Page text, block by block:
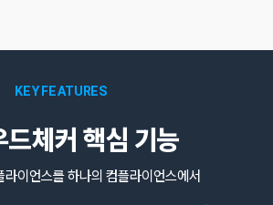
KEY FEATURES
드체커 핵심 기능
라이언스를 하나의 컴플라이언스에서